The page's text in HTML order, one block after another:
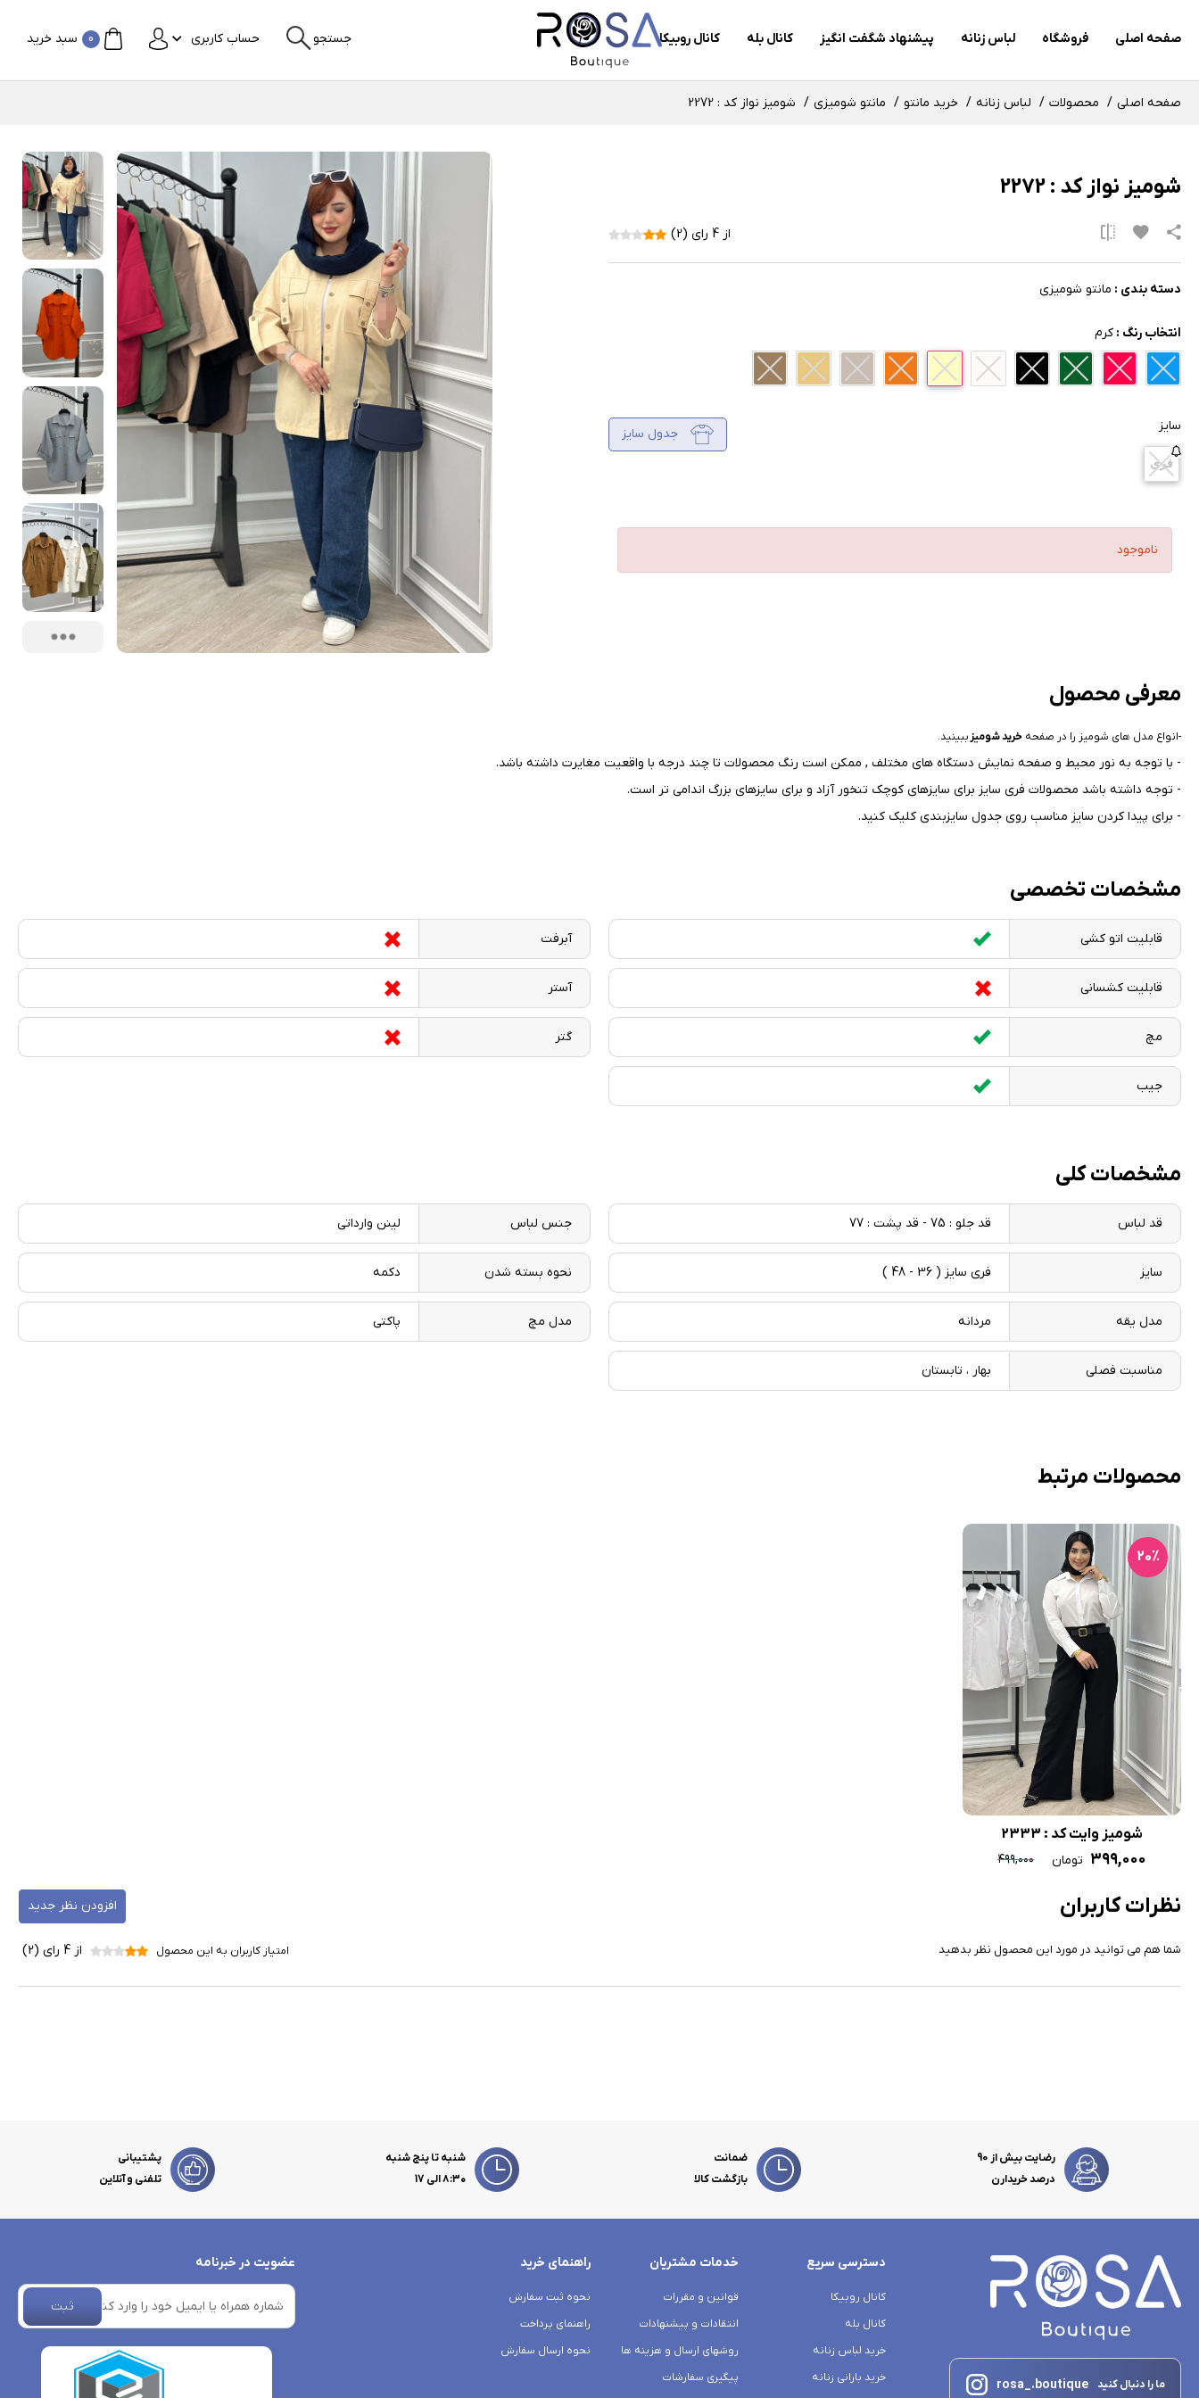
صفحه اصلی فروشگاه لباس زنانه پیشنهاد شگفت انگیز کانال بله کانال روبیکا جستجو حساب کاربری سبد خرید 0
صفحه اصلی محصولات لباس زنانه خرید مانتو مانتو شومیزی شومیز نواز کد : 2272
شومیز نواز کد : 2272
از 4 رای (2)
دسته بندی : مانتو شومیزی
انتخاب رنگ : کرم
سایز جدول سایز
فری
ناموجود
معرفی محصول
-انواع مدل‌ های شومیز را در صفحه خرید شومیز ببینید.
- با توجه به نور محیط و صفحه نمایش دستگاه های مختلف , ممکن است رنگ محصولات تا چند درجه با واقعیت مغایرت داشته باشد.
- توجه داشته باشد محصولات فری سایز برای سایزهای کوچک تنخور آزاد و برای سایزهای بزرگ اندامی تر است.
- برای پیدا کردن سایز مناسب روی جدول سایزبندی کلیک کنید.
مشخصات تخصصی
قابلیت اتو کشی آبرفت
قابلیت کشسانی آستر
مچ گتر
جیب
مشخصات کلی
قد لباس قد جلو : 75 - قد پشت : 77 جنس لباس لینن وارداتی
سایز فری سایز ( 36 - 48 ) نحوه بسته شدن دکمه
مدل یقه مردانه مدل مچ پاکتی
مناسبت فصلی بهار ، تابستان
محصولات مرتبط
20٪
شومیز وایت کد : 2333
۳۹۹,۰۰۰ تومان ۴۹۹,۰۰۰
نظرات کاربران افزودن نظر جدید
شما هم می توانید در مورد این محصول نظر بدهید امتیاز کاربران به این محصول از 4 رای (2)
رضایت بیش از 90
درصد خریدارن
ضمانت
بازگشت کالا
شنبه تا پنج شنبه
۸:۳۰ الی 17
پشتیبانی
تلفنی و آنلاین
ما را دنبال کنید rosa_.boutique
دسترسی سریع
کانال روبیکا
کانال بله
خرید لباس زنانه
خرید بارانی زنانه
خدمات مشتریان
قوانین و مقررات
انتقادات و پیشنهادات
روشهای ارسال و هزینه ها
پیگیری سفارشات
راهنمای خرید
نحوه ثبت سفارش
راهنمای پرداخت
نحوه ارسال سفارش
عضویت در خبرنامه
ثبت